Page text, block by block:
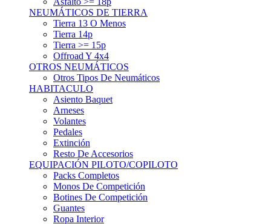
NEUMÁTICOS DE TIERRA
Tierra 13 O Menos
Tierra 14p
Tierra >= 15p
Offroad Y 4x4
OTROS NEUMÁTICOS
Otros Tipos De Neumáticos
HABITACULO
Asiento Baquet
Arneses
Volantes
Pedales
Extinción
Resto De Accesorios
EQUIPACIÓN PILOTO/COPILOTO
Packs Completos
Monos De Competición
Botines De Competición
Guantes
Ropa Interior